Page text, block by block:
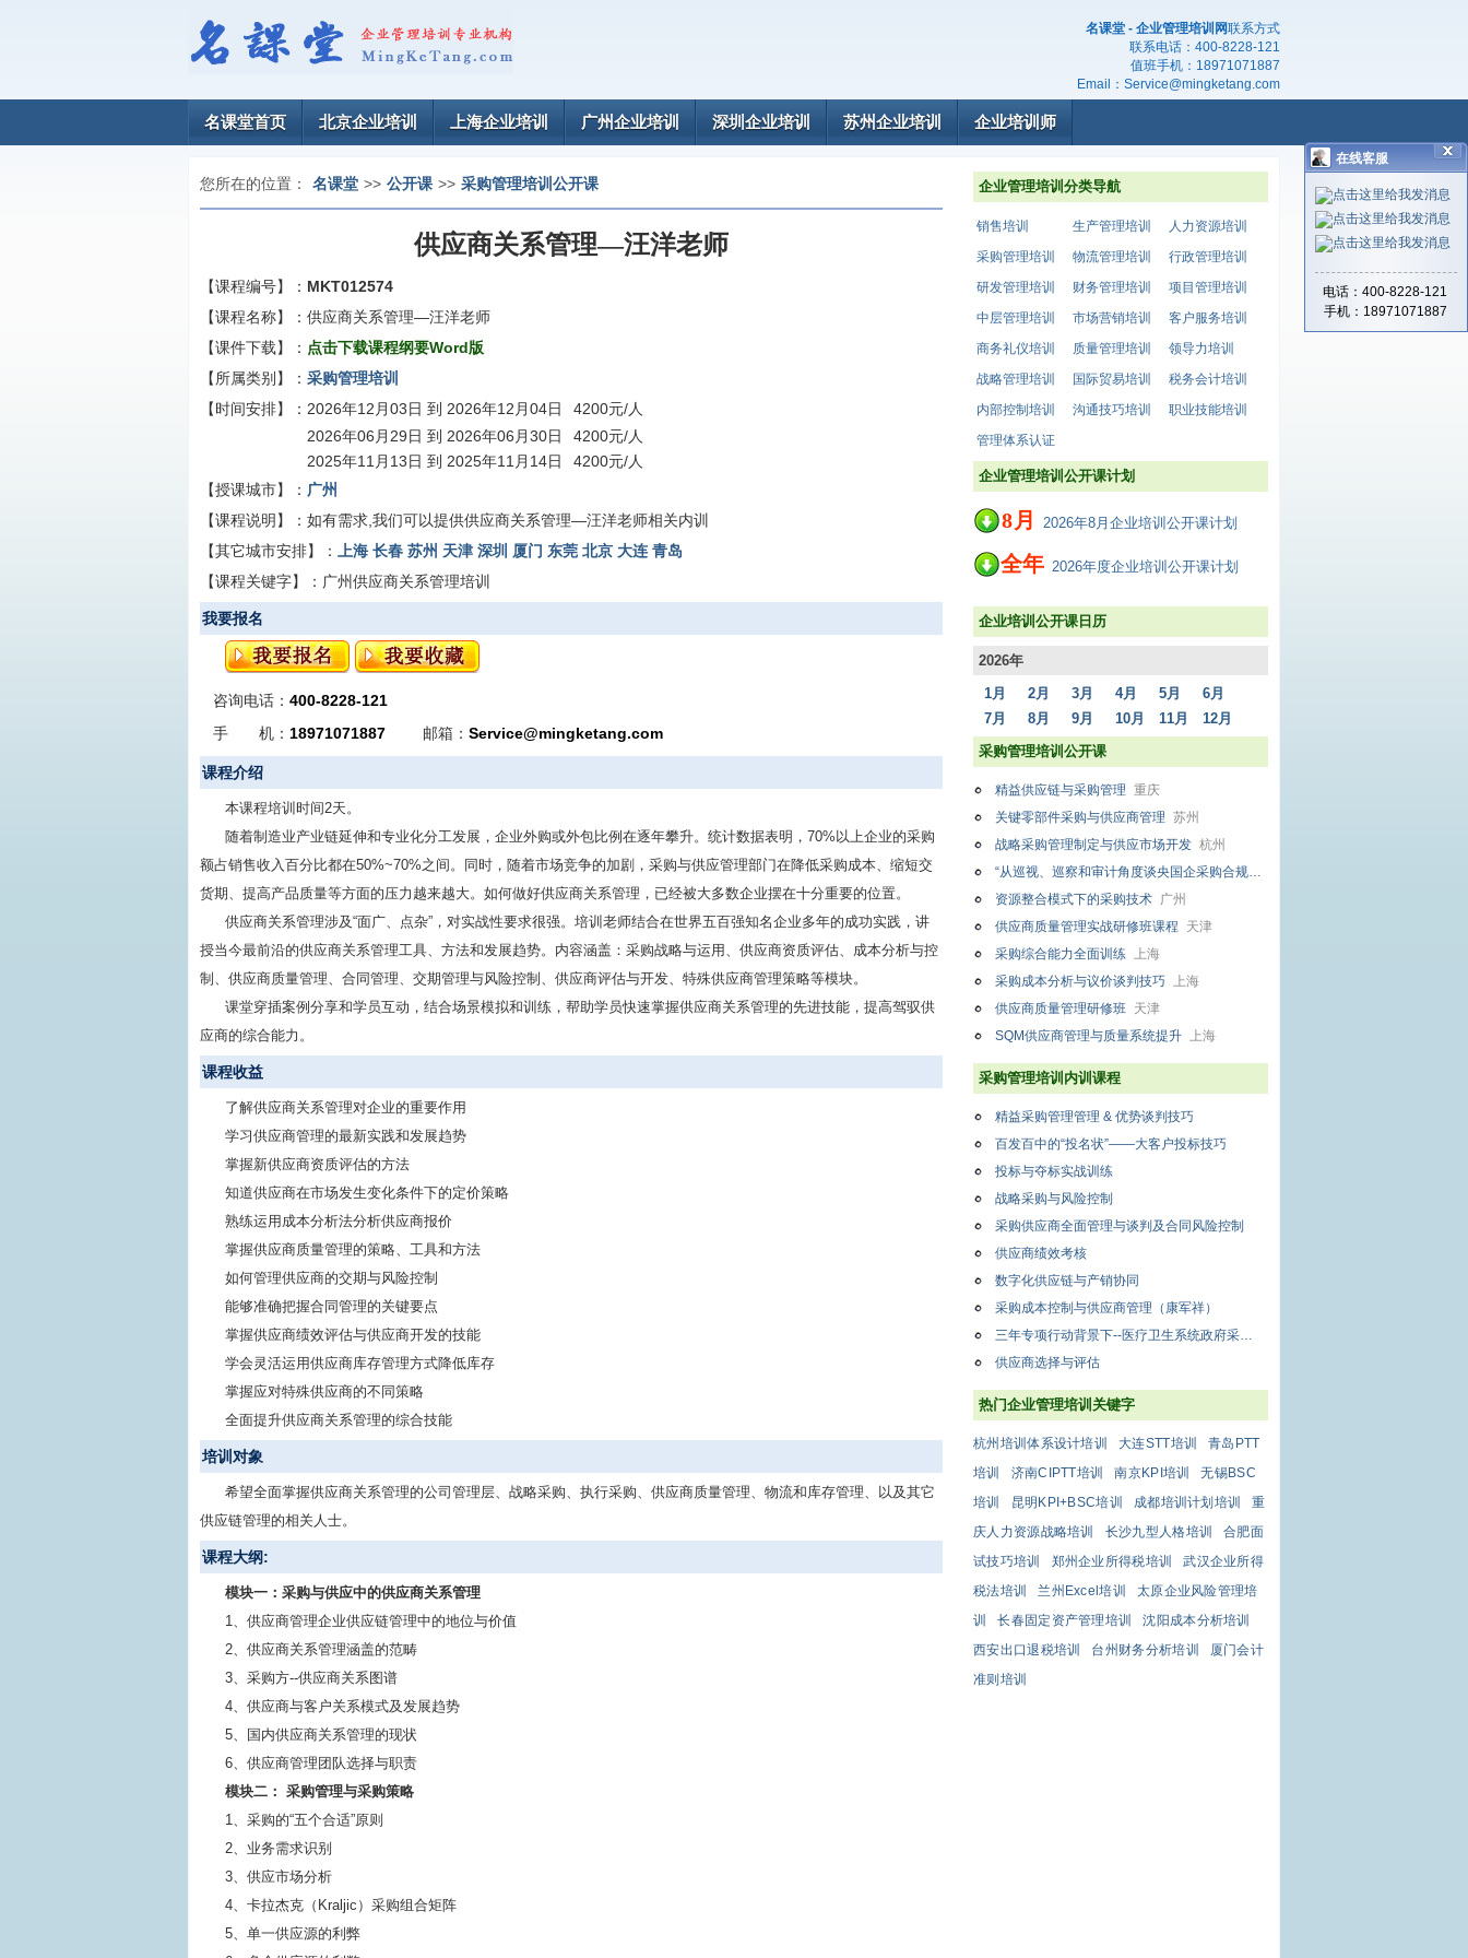
名课堂 - 企业管理培训网联系方式
联系电话： 400-8228-121
值班手机： 18971071887
Email： Service@mingketang.com
名课堂首页 北京企业培训 上海企业培训 广州企业培训 深圳企业培训 苏州企业培训 企业培训师
企业管理培训分类导航
销售培训 生产管理培训
人力资源培训
采购管理培训
物流管理培训
行政管理培训
研发管理培训
财务管理培训
项目管理培训
中层管理培训
市场营销培训
客户服务培训
商务礼仪培训
质量管理培训
领导力培训
战略管理培训
国际贸易培训
税务会计培训
内部控制培训
沟通技巧培训
职业技能培训
管理体系认证
企业管理培训公开课计划
8 月 2026年8月企业培训公开课计划
全年 2026年度企业培训公开课计划
企业培训公开课日历
2026年
1月
2月 3月 4月 5月
6月
7月
8月 9月 10月 11月
12月
采购管理培训公开课
精益供应链与采购管理 重庆
关键零部件采购与供应商管理 苏州
战略采购管理制定与供应市场开发 杭州
“从巡视、巡察和审计角度谈央国企采购合规管理与最新政策解读”专题培训班
资源整合模式下的采购技术 广州
供应商质量管理实战研修班课程
天津
采购综合能力全面训练 上海
采购成本分析与议价谈判技巧 上海
供应商质量管理研修班 天津
SQM供应商管理与质量系统提升 上海
采购管理培训内训课程
精益采购管理管理 & 优势谈判技巧
百发百中的“投名状”——大客户投标技巧
投标与夺标实战训练
战略采购与风险控制
采购供应商全面管理与谈判及合同风险控制
供应商绩效考核
数字化供应链与产销协同
采购成本控制与供应商管理（康军祥）
三年专项行动背景下--医疗卫生系统政府采购与非招标采购方式、医用耗材管理实务操作及法律风险防范、审计监督管理专题研修班
供应商选择与评估
热门企业管理培训关键字
杭州培训体系设计培训 大连STT培训
青岛PTT
培训
济南CIPTT培训 南京KPI培训
无锡BSC
培训
昆明KPI+BSC培训 成都培训计划培训
重
庆人力资源战略培训
长沙九型人格培训
合肥面
试技巧培训
郑州企业所得税培训
武汉企业所得
税法培训
兰州Excel培训
太原企业风险管理培
训
长春固定资产管理培训
沈阳成本分析培训
西安出口退税培训
台州财务分析培训
厦门会计
准则培训
您所在的位置： 名课堂 >> 公开课 >> 采购管理培训公开课
供应商关系管理—汪洋老师
【课程编号】： MKT012574
【课程名称】： 供应商关系管理—汪洋老师
【课件下载】： 点击下载课程纲要Word版
【所属类别】： 采购管理培训
【时间安排】： 2026年12月03日 到 2026年12月04日
4200元/人
2026年06月29日 到 2026年06月30日
4200元/人
2025年11月13日 到 2025年11月14日
4200元/人
【授课城市】： 广州
【课程说明】： 如有需求,我们可以提供供应商关系管理—汪洋老师相关内训
【其它城市安排】：
上海 长春 苏州 天津 深圳 厦门 东莞 北京 大连 青岛
【课程关键字】： 广州供应商关系管理培训
我要报名
咨询电话： 400-8228-121
手 机： 18971071887 邮箱： Service@mingketang.com
课程介绍
本课程培训时间2天。
随着制造业产业链延伸和专业化分工发展，企业外购或外包比例在逐年攀升。统计数据表明，70%以上企业的采购
额占销售收入百分比都在50%~70%之间。同时，随着市场竞争的加剧，采购与供应管理部门在降低采购成本、缩短交
货期、提高产品质量等方面的压力越来越大。如何做好供应商关系管理，已经被大多数企业摆在十分重要的位置。
供应商关系管理涉及“面广、点杂”，对实战性要求很强。培训老师结合在世界五百强知名企业多年的成功实践，讲
授当今最前沿的供应商关系管理工具、方法和发展趋势。内容涵盖：采购战略与运用、供应商资质评估、成本分析与控
制、供应商质量管理、合同管理、交期管理与风险控制、供应商评估与开发、特殊供应商管理策略等模块。
课堂穿插案例分享和学员互动，结合场景模拟和训练，帮助学员快速掌握供应商关系管理的先进技能，提高驾驭供
应商的综合能力。
课程收益
了解供应商关系管理对企业的重要作用
学习供应商管理的最新实践和发展趋势
掌握新供应商资质评估的方法
知道供应商在市场发生变化条件下的定价策略
熟练运用成本分析法分析供应商报价
掌握供应商质量管理的策略、工具和方法
如何管理供应商的交期与风险控制
能够准确把握合同管理的关键要点
掌握供应商绩效评估与供应商开发的技能
学会灵活运用供应商库存管理方式降低库存
掌握应对特殊供应商的不同策略
全面提升供应商关系管理的综合技能
培训对象
希望全面掌握供应商关系管理的公司管理层、战略采购、执行采购、供应商质量管理、物流和库存管理、以及其它
供应链管理的相关人士。
课程大纲:
模块一：采购与供应中的供应商关系管理
1、供应商管理企业供应链管理中的地位与价值
2、供应商关系管理涵盖的范畴
3、采购方--供应商关系图谱
4、供应商与客户关系模式及发展趋势
5、国内供应商关系管理的现状
6、供应商管理团队选择与职责
模块二： 采购管理与采购策略
1、采购的“五个合适”原则
2、业务需求识别
3、供应市场分析
4、卡拉杰克（Kraljic）采购组合矩阵
5、单一供应源的利弊
在线客服
电话：400-8228-121
手机：18971071887